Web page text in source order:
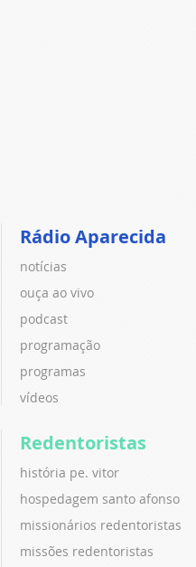
Rádio Aparecida
notícias
ouça ao vivo
podcast
programação
programas
vídeos
Redentoristas
história pe. vitor
hospedagem santo afonso
missionários redentoristas
missões redentoristas